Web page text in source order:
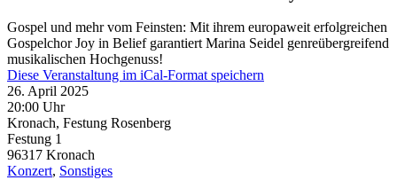
Gospel und mehr vom Feinsten: Mit ihrem europaweit erfolgreichen
Gospelchor Joy in Belief garantiert Marina Seidel genreübergreifend
musikalischen Hochgenuss!
Diese Veranstaltung im iCal-Format speichern
26. April 2025
20:00 Uhr
Kronach, Festung Rosenberg
Festung 1
96317 Kronach
Konzert, Sonstiges